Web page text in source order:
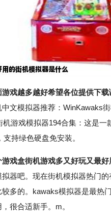
戏越多越好希望各位提供下载
模拟器推荐：WinKawaks
游戏模拟器194合集：这是
持绿色硬盘免安装。
戏盒街机游戏多又好玩又最好
吧。现在街机模拟器热门的
多的。kawaks模拟器是最热
很合适新手。m。